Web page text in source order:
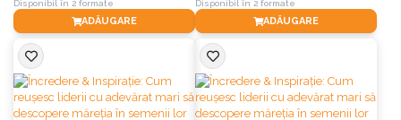
Disponibil în 2 formate
ADĂUGARE
Disponibil în 2 formate
ADĂUGARE